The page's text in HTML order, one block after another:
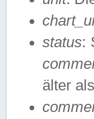
status:
älter